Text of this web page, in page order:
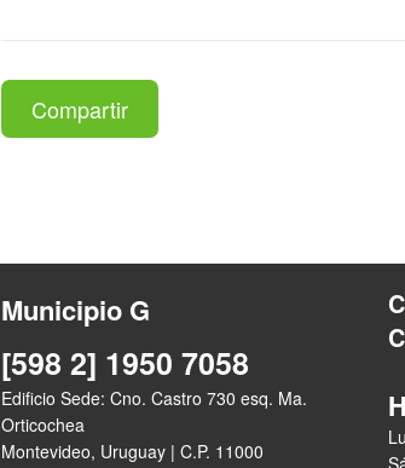
Compartir
Municipio G
[598 2] 1950 7058
Edificio Sede: Cno. Castro 730 esq. Ma.
Orticochea
Montevideo, Uruguay | C.P. 11000